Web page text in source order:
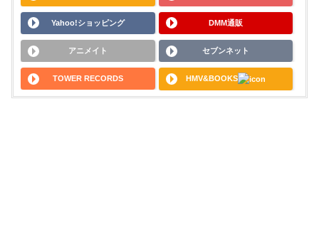
Yahoo!ショッピング DMM通販
アニメイト セブンネット
TOWER RECORDS HMV&BOOKS